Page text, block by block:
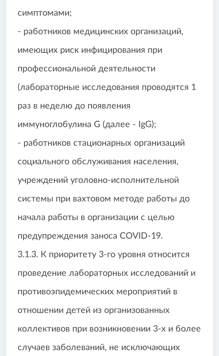
симптомами;
- работников медицинских организаций,
имеющих риск инфицирования при
профессиональной деятельности
(лабораторные исследования проводятся 1
раз в неделю до появления
иммуноглобулина G (далее - IgG);
- работников стационарных организаций
социального обслуживания населения,
учреждений уголовно-исполнительной
системы при вахтовом методе работы до
начала работы в организации с целью
предупреждения заноса COVID-19.
3.1.3. К приоритету 3-го уровня относится
проведение лабораторных исследований и
противоэпидемических мероприятий в
отношении детей из организованных
коллективов при возникновении 3-х и более
случаев заболеваний, не исключающих